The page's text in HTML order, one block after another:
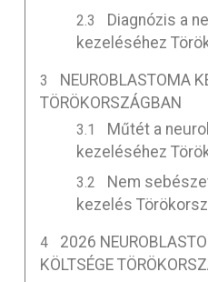
Diagnózis a
kezeléséhez
NEUROBLASTOMA
TÖRÖKORSZÁGBAN
Műtét a
kezeléséhez
Nem
kezelés
2026
KÖLTSÉGE